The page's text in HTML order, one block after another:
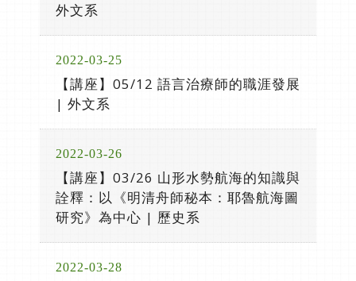
外文系
2022-03-25
【講座】05/12 語言治療師的職涯發展
| 外文系
2022-03-26
【講座】03/26 山形水勢航海的知識與
詮釋：以《明清舟師秘本：耶魯航海圖
研究》為中心 | 歷史系
2022-03-28